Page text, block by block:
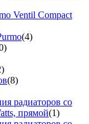
Ventil Compact
(4)
(8)
радиаторов со
прямой(1)